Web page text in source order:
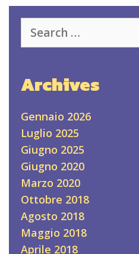
un
appuntamento
da
non
for:
Archives
Gennaio 2026
Luglio 2025
Giugno 2025
Giugno 2020
Marzo 2020
Ottobre 2018
Agosto 2018
Maggio 2018
Aprile 2018